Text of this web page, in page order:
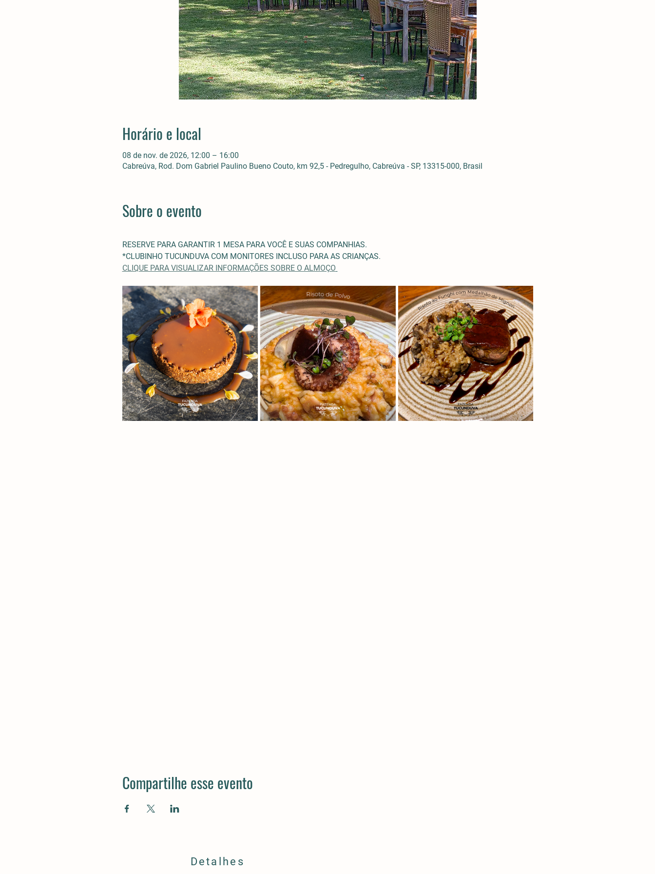
Horário e local
08 de nov. de 2026, 12:00 – 16:00
Cabreúva, Rod. Dom Gabriel Paulino Bueno Couto, km 92,5 - Pedregulho, Cabreúva - SP, 13315-000, Brasil
Sobre o evento
RESERVE PARA GARANTIR 1 MESA PARA VOCÊ E SUAS COMPANHIAS.
*CLUBINHO TUCUNDUVA COM MONITORES INCLUSO PARA AS CRIANÇAS.
CLIQUE PARA VISUALIZAR INFORMAÇÕES SOBRE O ALMOÇO
Compartilhe esse evento
Detalhes